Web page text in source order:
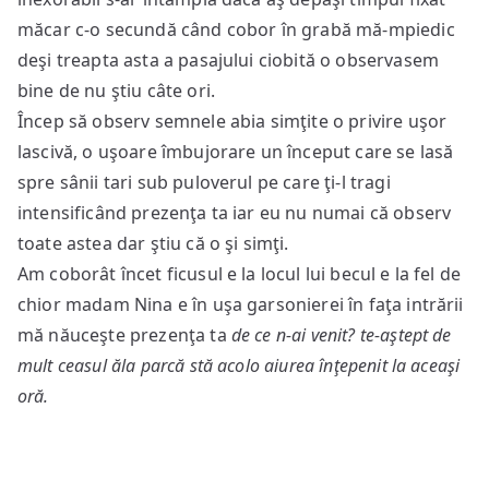
măcar c-o secundă când cobor în grabă mă-mpiedic
deşi treapta asta a pasajului ciobită o observasem
bine de nu ştiu câte ori.
Încep să observ semnele abia simţite o privire uşor
lascivă, o uşoare îmbujorare un început care se lasă
spre sânii tari sub puloverul pe care ţi-l tragi
intensificând prezenţa ta iar eu nu numai că observ
toate astea dar ştiu că o şi simţi.
Am coborât încet ficusul e la locul lui becul e la fel de
chior madam Nina e în uşa garsonierei în faţa intrării
mă năuceşte prezenţa ta de ce n-ai venit? te-aştept de
mult ceasul ăla parcă stă acolo aiurea înţepenit la aceaşi
oră.